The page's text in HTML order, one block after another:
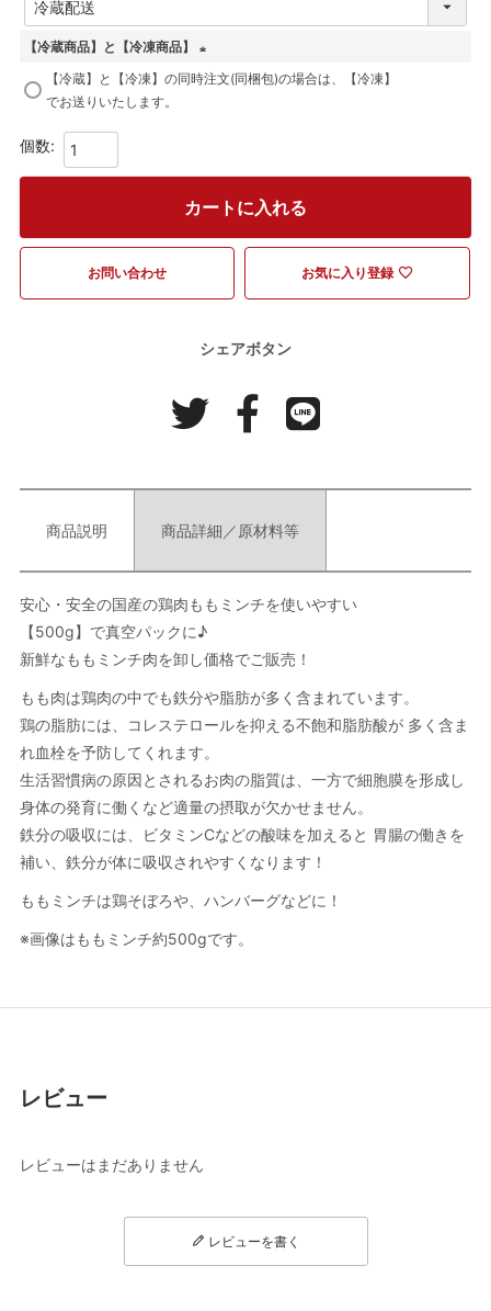
須
【冷蔵商品】と【冷凍商品】
(
【冷蔵】と【冷凍】の同時注文(同梱包)の場合は、【冷凍】
でお送りいたします。
カートに入れる
お問い合わせ お気に入り登録
シェアボタン
商品説明 商品詳細／原材料等
安心・安全の国産の鶏肉ももミンチを使いやすい
【500g】で真空パックに♪
新鮮なももミンチ肉を卸し価格でご販売！
もも肉は鶏肉の中でも鉄分や脂肪が多く含まれています。
鶏の脂肪には、コレステロールを抑える不飽和脂肪酸が 多く含ま
れ血栓を予防してくれます。
生活習慣病の原因とされるお肉の脂質は、一方で細胞膜を形成し
身体の発育に働くなど適量の摂取が欠かせません。
鉄分の吸収には、ビタミンCなどの酸味を加えると 胃腸の働きを
補い、鉄分が体に吸収されやすくなります！
ももミンチは鶏そぼろや、ハンバーグなどに！
※画像はももミンチ約500gです。
レビュー
レビューはまだありません
レビューを書く